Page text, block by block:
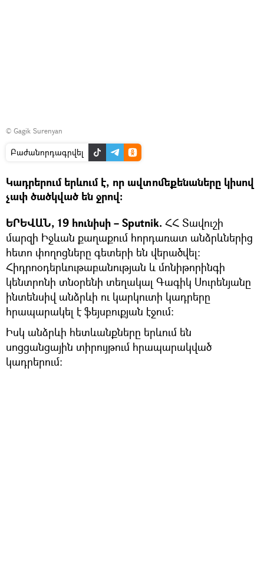
© Gagik Surenyan
Բաժանորդագրվել
Կադրերում երևում է, որ ավտոմեքենաները կիսով
չափ ծածկված են ջրով։
ԵՐԵՎԱՆ, 19 հունիսի – Sputnik. ՀՀ Տավուշի
մարզի Իջևան քաղաքում հորդառատ անձրևներից
հետո փողոցները գետերի են վերածվել։
Հիդրոօդերևութաբանության և մոնիթորինգի
կենտրոնի տնօրենի տեղակալ Գագիկ Սուրենյանը
ինտենսիվ անձրևի ու կարկուտի կադրերը
հրապարակել է ֆեյսբուքյան էջում։
Իսկ անձրևի հետևանքները երևում են
սոցցանցային տիրույթում հրապարակված
կադրերում։